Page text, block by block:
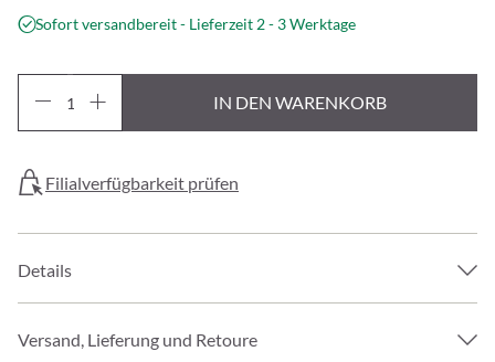
Sofort versandbereit - Lieferzeit 2 - 3 Werktage
IN DEN WARENKORB
Filialverfügbarkeit prüfen
Details
Versand, Lieferung und Retoure